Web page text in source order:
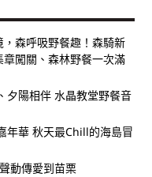
，森呼吸野餐趣！森騎新
闖關、森林野餐一次滿
夕陽相伴 水晶教堂野餐音
年華 秋天最Chill的海島冒
動傳愛到苗栗